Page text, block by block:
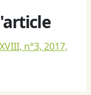
n°3, 2017,